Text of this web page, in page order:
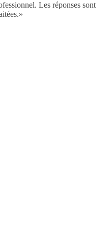
Les réponses sont
»